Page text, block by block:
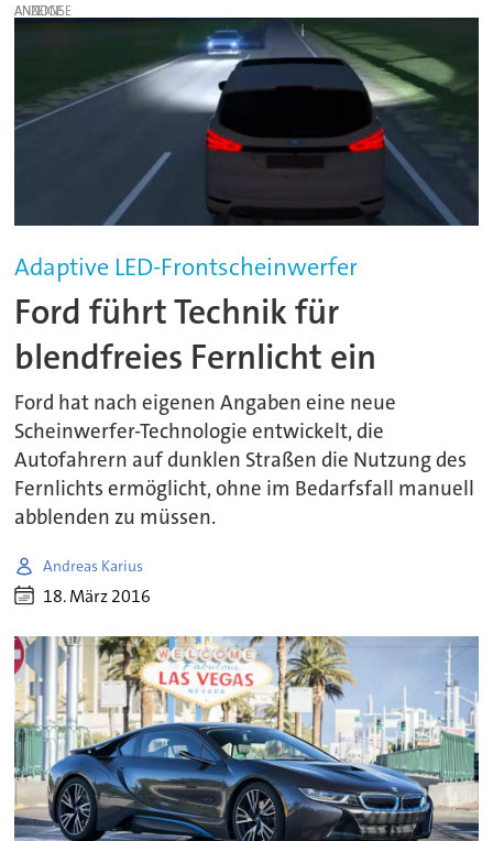
ANZEIGE
Adaptive LED-Frontscheinwerfer
Ford führt Technik für
blendfreies Fernlicht ein
Ford hat nach eigenen Angaben eine neue
Scheinwerfer-Technologie entwickelt, die
Autofahrern auf dunklen Straßen die Nutzung des
Fernlichts ermöglicht, ohne im Bedarfsfall manuell
abblenden zu müssen.
Andreas Karius
18. März 2016